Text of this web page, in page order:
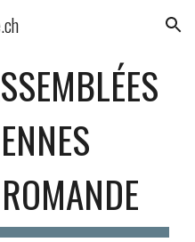
Skip to navigation